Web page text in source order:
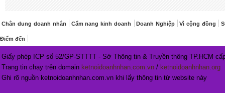
Chân dung doanh nhân Cẩm nang kinh doanh Doanh Nghiệp Vì cộng đồng
Điểm đến
Giấy phép ICP số 52/GP-STTTT - Sở Thông tin & Truyền thông TP.HCM
Trang tin chạy trên domain ketnoidoanhnhan.com.vn / ketnoidoanhnhan.org
Ghi rõ nguồn ketnoidoanhnhan.com.vn khi lấy thông tin từ website này